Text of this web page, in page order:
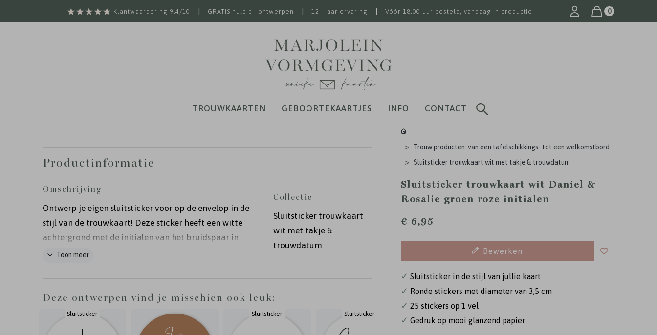
Klantwaardering 9.4/10 GRATIS hulp bij ontwerpen 12+ jaar ervaring Vóór 18.00 uur besteld, vandaag in productie 0
TROUWKAARTEN GEBOORTEKAARTJES INFO CONTACT
Productinformatie
Omschrijving
Ontwerp je eigen sluitsticker voor op de envelop in de
stijl van de trouwkaart! Deze sticker heeft een witte
achtergrond met de initialen van het bruidspaar in
het groen. Pas de kleuren van de sticker zelf naar
Toon meer
Collectie
Sluitsticker trouwkaart
wit met takje &
trouwdatum
Deze ontwerpen vind je misschien ook leuk:
Sluitsticker Sluitsticker Sluitsticker
Trouw producten: van een tafelschikkings- tot een welkomstbord
Sluitsticker trouwkaart wit met takje & trouwdatum
Sluitsticker trouwkaart wit Daniel &
Rosalie groen roze initialen
€ 6,95
Bewerken
✓ Sluitsticker in de stijl van jullie kaart
✓ Ronde stickers met diameter van 3,5 cm
✓ 25 stickers op 1 vel
✓ Gedruk op mooi glanzend papier